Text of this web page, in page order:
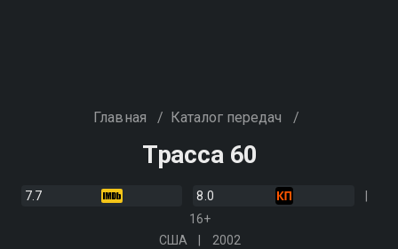
Главная / Каталог передач /
Трасса 60
7.7
8.0
16+
США
2002